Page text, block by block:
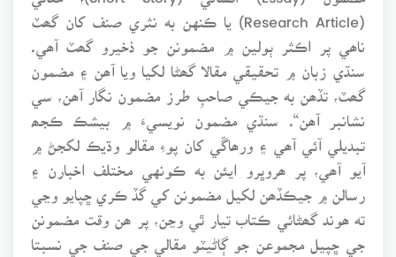
(Research Article) يا ڪنهن به نثري صنف کان گھٽ
ناھي پر اڪثر ٻولين ۾ مضمونن جو ذخيرو گھٽ آھي.
سنڌي زبان ۾ تحقيقي مقالا گھڻا لکيا ويا آھن ۽ مضمون
گھٽ، تڏھن به جيڪي صاحبِ طرز مضمون نگار آھن، سي
نشانبر آھن“. سنڌي مضمون نويسيءَ ۾ بيشڪ ڪجھ
تبديلي آئي آھي ۽ ورھاڱي کان پوءِ مقالو وڌيڪ لکجڻ ۾
آيو آھي، پر ھروڀرو ايئن به ڪونهي مختلف اخبارن ۽
رسالن ۾ جيڪڏھن لکيل مضمونن کي گڏ ڪري ڇپايو وڃي
ته ھوند گھڻائي ڪتاب تيار ٿي وڃن، پر ھن وقت مضمونن
جي ڇپيل مجموعن جو ڳاڻيٽو مقالي جي صنف جي نسبتا